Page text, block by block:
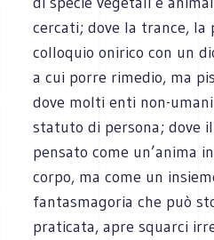
cercati; dove la trance, la
colloquio onirico con un
a cui porre rimedio, ma
dove molti enti non-
statuto di persona; dove
pensato come un’anima
corpo, ma come un
fantasmagoria che può
praticata, apre squarci